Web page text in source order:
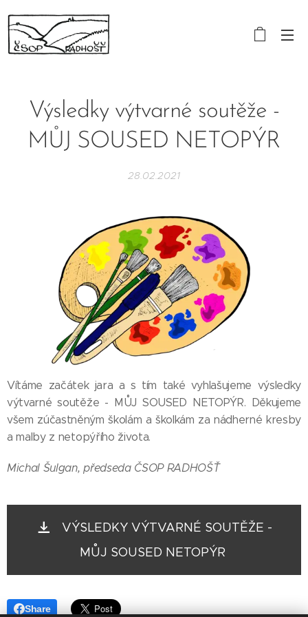
Výsledky výtvarné soutěže -
MŮJ SOUSED NETOPÝR
28.02.2021
Vítáme začátek jara a s tím také vyhlašujeme výsledky
výtvarné soutěže - MŮJ SOUSED NETOPÝR. Děkujeme
všem zúčastněným školám a školkám za nádherné kresby
a malby z netopýřího života.
Michal Šulgan, předseda ČSOP RADHOŠŤ
VÝSLEDKY VÝTVARNÉ SOUTĚŽE -
MŮJ SOUSED NETOPÝR
Share